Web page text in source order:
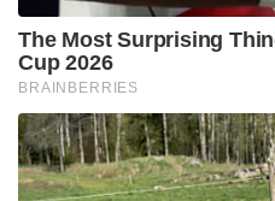
The Most Surprising
Cup 2026
BRAINBERRIES